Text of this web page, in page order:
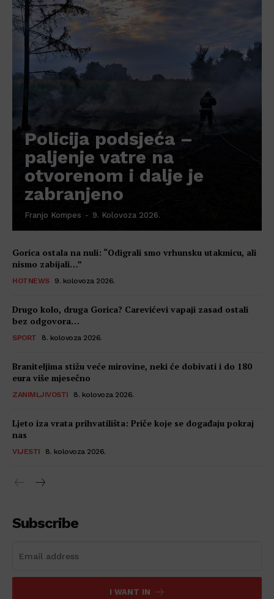
Policija podsjeća –
paljenje vatre na
otvorenom i dalje je
zabranjeno
Franjo Kompes - 9. Kolovoza 2026.
Gorica ostala na nuli: “Odigrali smo vrhunsku utakmicu, ali
nismo zabijali…”
HOTNEWS 9. kolovoza 2026.
Drugo kolo, druga Gorica? Carevićevi vapaji zasad ostali
bez odgovora…
SPORT 8. kolovoza 2026.
Braniteljima stižu veće mirovine, neki će dobivati i do 180
eura više mjesečno
ZANIMLJIVOSTI 8. kolovoza 2026.
Ljeto iza vrata prihvatilišta: Priče koje se događaju pokraj
nas
VIJESTI 8. kolovoza 2026.
Subscribe
I WANT IN